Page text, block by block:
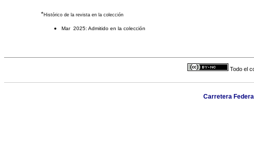
*Histórico de la revista en la colección
Mar 2025: Admitido en la colección
Todo el
Carretera